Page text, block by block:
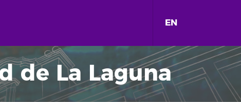
EN
de La Laguna